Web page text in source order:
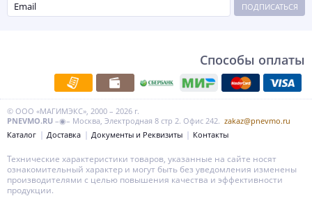
ПОДПИСАТЬСЯ
Способы оплаты
© ООО «МАГИМЭКС», 2000 – 2026 г.
PNEVMO.RU –◉– Москва, Электродная 8 стр 2. Офис 242. zakaz@pnevmo.ru
Каталог
Доставка Документы и Реквизиты Контакты
Технические характеристики товаров, указанные на сайте носят
ознакомительный характер и могут быть без уведомления изменены
производителями с целью повышения качества и эффективности
продукции.